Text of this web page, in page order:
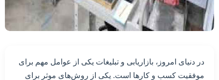
در دنیای امروز، بازاریابی و تبلیغات یکی از عوامل مهم برای
موفقیت کسب و کارها است. یکی از روش‌های موثر برای